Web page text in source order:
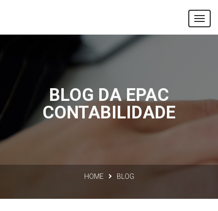
BLOG DA EPAC
CONTABILIDADE
HOME BLOG